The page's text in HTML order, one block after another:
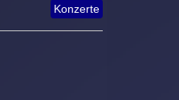
Konzerte